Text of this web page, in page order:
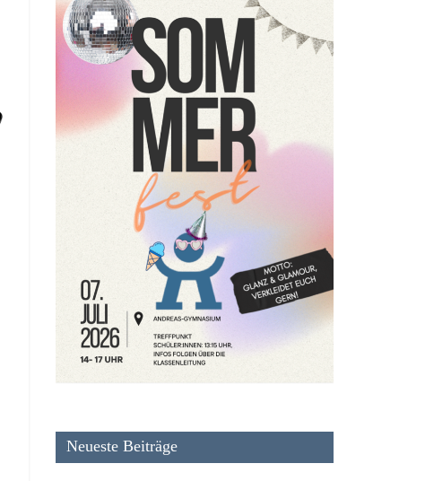
Neueste Beiträge